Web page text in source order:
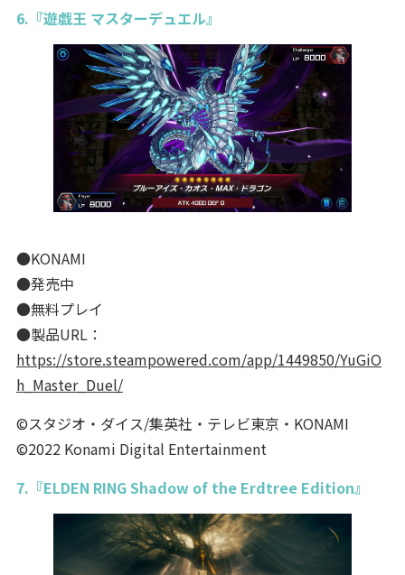
6.『遊戯王 マスターデュエル』
●KONAMI
●発売中
●無料プレイ
●製品URL：
https://store.steampowered.com/app/1449850/YuGiO
h_Master_Duel/
©スタジオ・ダイス/集英社・テレビ東京・KONAMI
©2022 Konami Digital Entertainment
7.『ELDEN RING Shadow of the Erdtree Edition』